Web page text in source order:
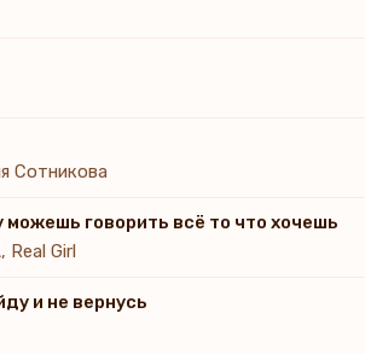
Сотникова
можешь говорить всё то что хочешь
Real Girl
и не вернусь